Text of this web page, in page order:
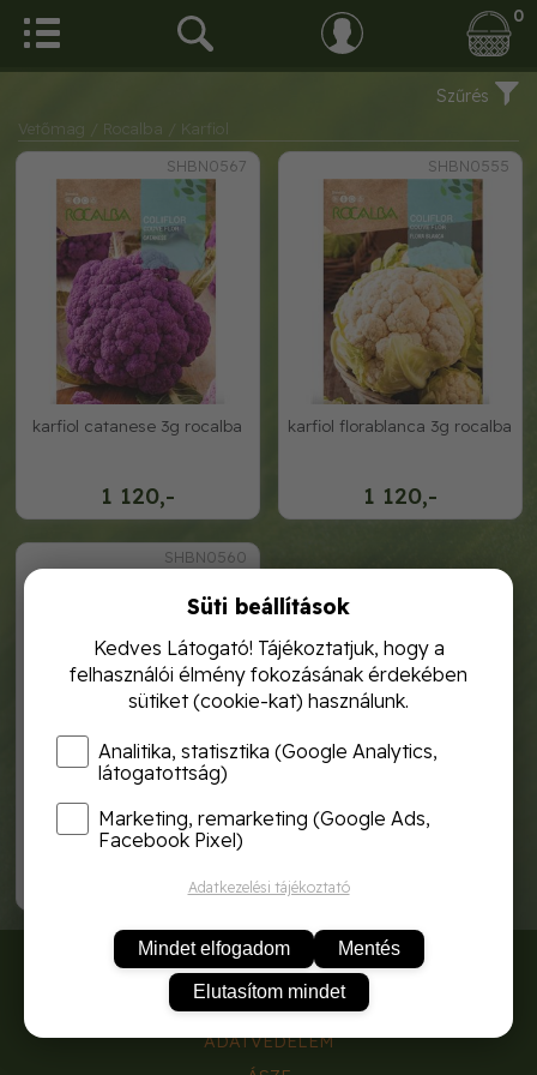
0
Szűrés
Vetőmag / Rocalba / Karfiol
SHBN0567
1 120,-
karfiol catanese 3g rocalba
SHBN0555
1 120,-
karfiol florablanca 3g rocalba
SHBN0560
karfiol frankfurti 3g rocalba
RÓLUNK
SZÁLLÍTÁSI DÍJAK
ADATVÉDELEM
Süti beállítások
Kedves Látogató! Tájékoztatjuk, hogy a
felhasználói élmény fokozásának érdekében
sütiket (cookie-kat) használunk.
Analitika, statisztika (Google Analytics,
látogatottság)
Marketing, remarketing (Google Ads,
Facebook Pixel)
Adatkezelési tájékoztató
Mindet elfogadom Mentés
Elutasítom mindet